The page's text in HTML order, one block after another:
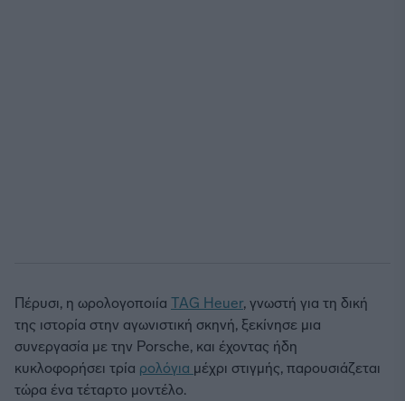
Πέρυσι, η ωρολογοποιία TAG Heuer, γνωστή για τη δική
της ιστορία στην αγωνιστική σκηνή, ξεκίνησε μια
συνεργασία με την Porsche, και έχοντας ήδη
κυκλοφορήσει τρία ρολόγια μέχρι στιγμής, παρουσιάζεται
τώρα ένα τέταρτο μοντέλο.